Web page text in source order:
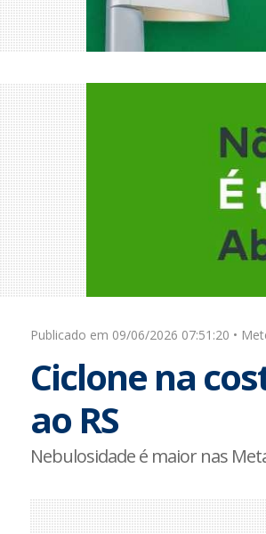
Publicado em 09/06/2026 07:51:20 •
Ciclone na
ao RS
Nebulosidade é maior nas